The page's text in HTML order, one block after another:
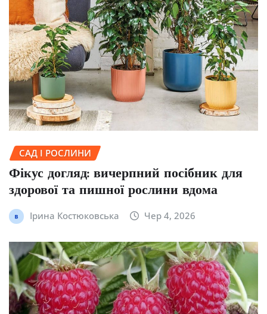
САД І РОСЛИНИ
Фікус догляд: вичерпний посібник для
здорової та пишної рослини вдома
Ірина Костюковська Чер 4, 2026